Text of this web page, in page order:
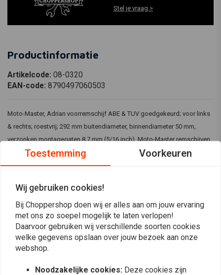
Stel je vraag >
Productinformatie
Artikelcode: 08-0320
EAN-code: 8790497060503
Moto-Master, Adrian voorremschijf ABE & TUV goedgekeurd; voor links
& rechts; roestvrij; 292 mm buitendiameter, binnendiameter 50 mm,
verzonken montagegaten 8,7 mm (5/16 inch). Moto-Master remschijven
zijn gemaakt van hoogwaardig roestvrij staal, bieden uitstekende
remprestaties en zijn zeer corrosiebestendig. Past voor links en rechts:
Reviews
(0 beoordelingen)
Toestemming Voorkeuren
Wij gebruiken cookies!
Bij Choppershop doen wij er alles aan om jouw ervaring
met ons zo soepel mogelijk te laten verlopen!
Daarvoor gebruiken wij verschillende soorten cookies
welke gegevens opslaan over jouw bezoek aan onze
webshop.
Noodzakelijke cookies: Deze cookies zijn